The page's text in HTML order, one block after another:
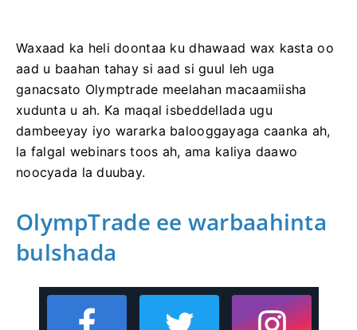
Waxaad ka heli doontaa ku dhawaad ​​​​wax kasta oo
aad u baahan tahay si aad si guul leh uga
ganacsato Olymptrade meelahan macaamiisha
xudunta u ah. Ka maqal isbeddellada ugu
dambeeyay iyo wararka balooggayaga caanka ah,
la falgal webinars toos ah, ama kaliya daawo
noocyada la duubay.
OlympTrade ee warbaahinta
bulshada